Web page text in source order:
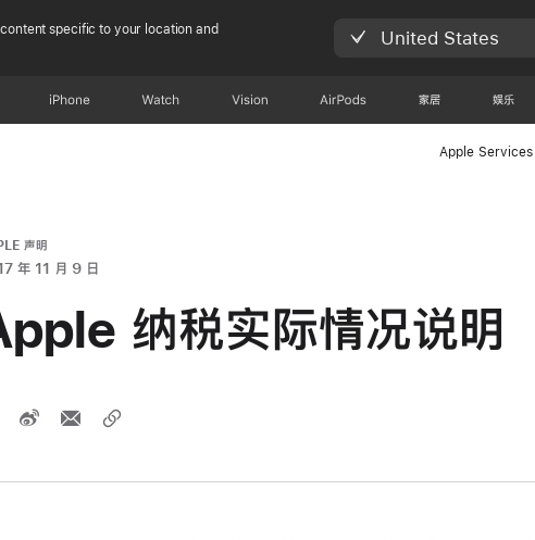
specific to your location and
United States
iPhone Watch Vision AirPods 家居 娱乐
Apple Services
声明
年 11 月 9 日
纳税实际情况说明